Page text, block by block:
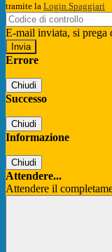
tramite la Login Spaggiari
E-mail inviata, si prega
Errore
Chiudi
Successo
Chiudi
Informazione
Chiudi
Attendere...
Attendere il